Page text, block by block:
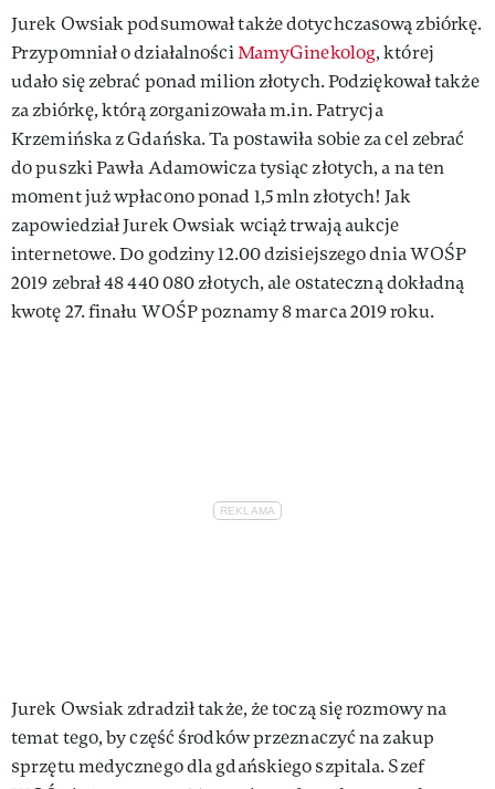
Jurek Owsiak podsumował także dotychczasową zbiórkę.
Przypomniał o działalnościMamyGinekolog, której
udało się zebrać ponad milion złotych. Podziękował także
za zbiórkę, którą zorganizowała m.in. Patrycja
Krzemińska z Gdańska. Ta postawiła sobie za cel zebrać
do puszki Pawła Adamowicza tysiąc złotych, a na ten
moment już wpłacono ponad 1,5 mln złotych! Jak
zapowiedział Jurek Owsiak wciąż trwają aukcje
internetowe. Do godziny 12.00 dzisiejszego dnia WOŚP
2019 zebrał 48 440 080 złotych, ale ostateczną dokładną
kwotę 27. finału WOŚP poznamy 8 marca 2019 roku.
Jurek Owsiak zdradził także, że toczą się rozmowy na
temat tego, by część środków przeznaczyć na zakup
sprzętu medycznego dla gdańskiego szpitala. Szef